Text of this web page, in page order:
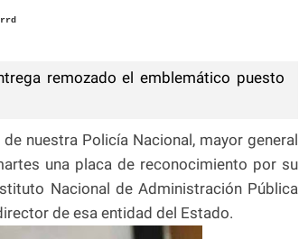
remozado el emblemático puesto
nuestra Policía Nacional, mayor general
una placa de reconocimiento por su
Nacional de Administración Pública
de esa entidad del Estado.